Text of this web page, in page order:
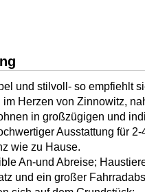
und stilvoll- so empfiehlt
Herzen von Zinnowitz,
in großzügigen und
Ausstattung für
wie zu Hause.
An-und Abreise;
und ein großer